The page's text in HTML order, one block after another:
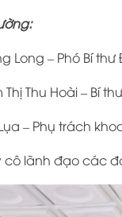
Long – Phó Bí
Thị Thu Hoài – Bí
Lụa – Phụ trách
lãnh đạo các